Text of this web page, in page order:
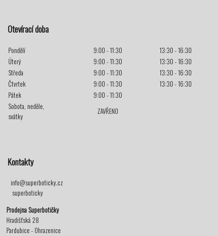
Otevírací doba
Pondělí 9:00 - 11:30
13:30 - 16:30
Úterý
9:00 - 11:30
13:30 - 16:30
Středa
9:00 - 11:30
13:30 - 16:30
Čtvrtek
9:00 - 11:30
13:30 - 16:30
Pátek
9:00 - 11:30
Sobota, neděle,
svátky
ZAVŘENO
Kontakty
info@superboticky.cz
superboticky
Prodejna Superbotičky
Hradišťská 28
Pardubice - Ohrazenice